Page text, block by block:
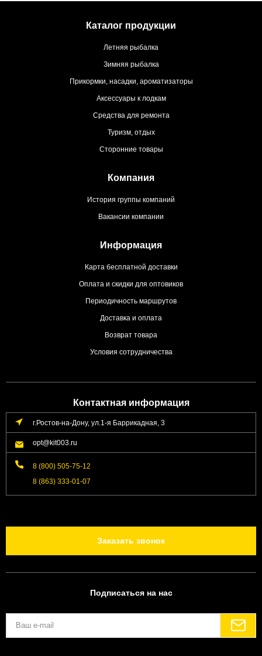
Каталог продукции
Летняя рыбалка
Зимняя рыбалка
Прикормки, насадки, ароматизаторы
Аксессуары к лодкам
Средства для ремонта
Туризм, отдых
Сторонние товары
Компания
История группы компаний
Вакансии компании
Информация
Карта бесплатной доставки
Оплата и скидки для оптовиков
Периодичность маршрутов
Доставка и оплата
Возврат товара
Условия сотрудничества
Контактная информация
г.Ростов-на-Дону, ул.1-я Баррикадная, 3
opt@kit003.ru
8 (800) 505-75-12
8 (863) 333-01-07
Заказать звонок
Подписаться на нас